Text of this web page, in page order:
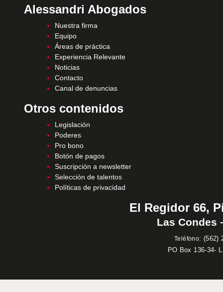
Alessandri Abogados
Nuestra firma
Equipo
Áreas de práctica
Experiencia Relevante
Noticias
Contacto
Canal de denuncias
Otros contenidos
Legislación
Poderes
Pro bono
Botón de pagos
Suscripción a newsletter
Selección de talentos
Políticas de privacidad
El Regidor 66,
Las Condes
Teléfono: (562)
PO Box 136-34-